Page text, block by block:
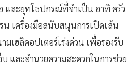
และยุทโธปกรณ์ที่จำเป็น อาทิ ครัว
น เครื่องมือสนับสนุนการเปิดเส้น
มเฮลิคอปเตอร์เร่งด่วน เพื่อรองรับ
และอำนวยความสะดวกในการช่วย